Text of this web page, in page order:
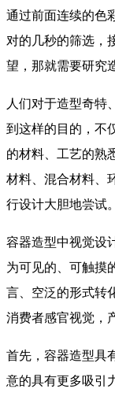
通过前面连续的色
对的几秒的筛选，
望，那就需要研究
人们对于造型奇特
到这样的目的，不
的材料、工艺的熟
材料、混合材料、
行设计大胆地尝试。
容器造型中视觉设
为可见的、可触摸
言、空泛的形式转
消费者感官视觉，
首先，容器造型具
意的具有更多吸引